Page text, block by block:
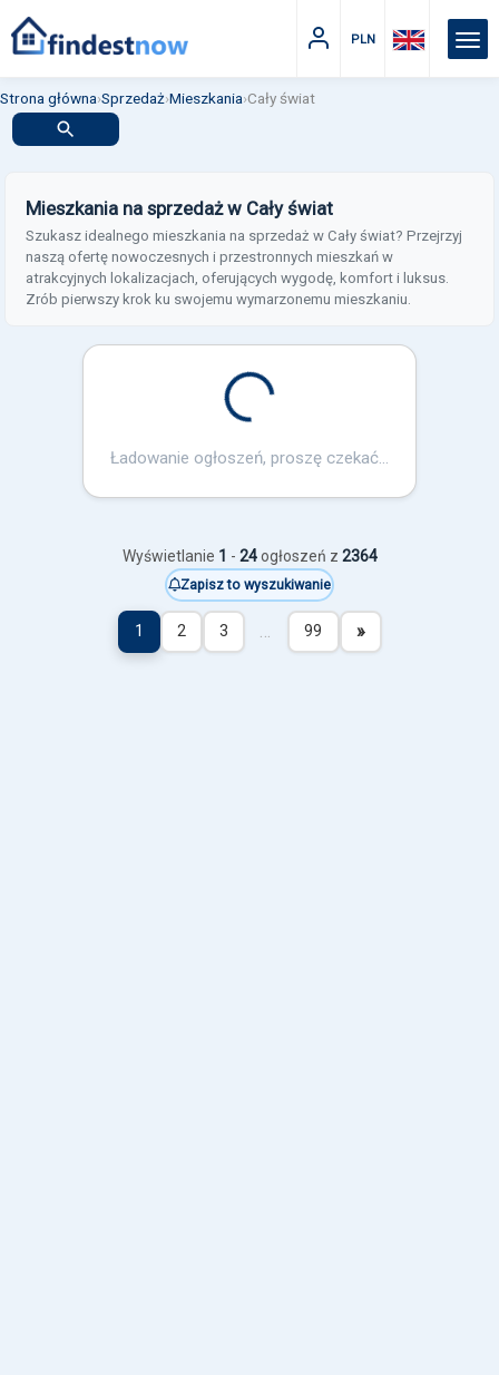
PLN
Strona główna›Sprzedaż›Mieszkania›Cały świat
Mieszkania na sprzedaż w Cały świat
Szukasz idealnego mieszkania na sprzedaż w Cały świat? Przejrzyj
naszą ofertę nowoczesnych i przestronnych mieszkań w
atrakcyjnych lokalizacjach, oferujących wygodę, komfort i luksus.
Zrób pierwszy krok ku swojemu wymarzonemu mieszkaniu.
Loading...
Ładowanie ogłoszeń, proszę czekać...
Wyświetlanie 1 - 24ogłoszeń z 2364
Zapisz to wyszukiwanie
1 2 3 99 »